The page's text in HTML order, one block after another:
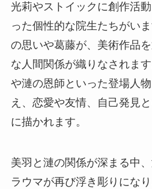
光莉やストイックに創作活
った個性的な院生たちがい
の思いや葛藤が、美術作品
な人間関係が織りなされま
や漣の恩師といった登場人
え、恋愛や友情、自己発見
に描かれます。
美羽と漣の関係が深まる中
ラウマが再び浮き彫りにな